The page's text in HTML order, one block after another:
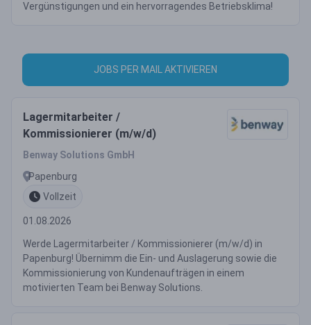
Vergünstigungen und ein hervorragendes Betriebsklima!
JOBS PER MAIL AKTIVIEREN
Lagermitarbeiter /
Kommissionierer (m/w/d)
Benway Solutions GmbH
Papenburg
Vollzeit
01.08.2026
Werde Lagermitarbeiter / Kommissionierer (m/w/d) in
Papenburg! Übernimm die Ein- und Auslagerung sowie die
Kommissionierung von Kundenaufträgen in einem
motivierten Team bei Benway Solutions.